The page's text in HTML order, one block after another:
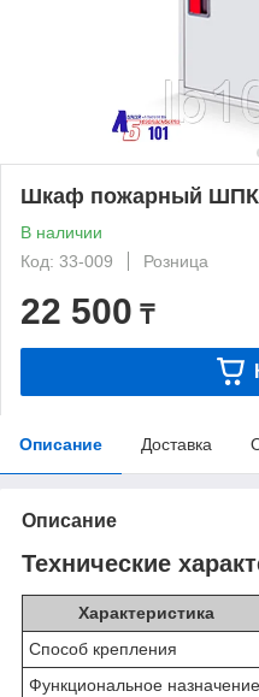
Шкаф пожарный
В наличии
Код: 33-009
Розница
22 500 ₸
Описание Доставка
Описание
Технические
Характеристика
Способ крепления
Функциональное назначение